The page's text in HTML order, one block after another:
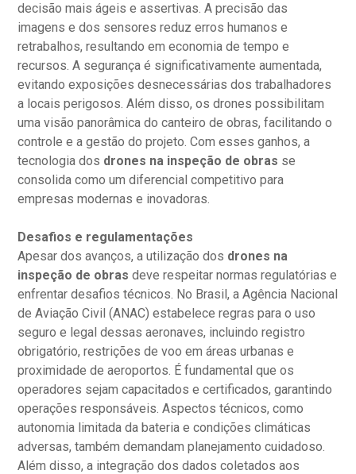
decisão mais ágeis e assertivas. A precisão das
imagens e dos sensores reduz erros humanos e
retrabalhos, resultando em economia de tempo e
recursos. A segurança é significativamente aumentada,
evitando exposições desnecessárias dos trabalhadores
a locais perigosos. Além disso, os drones possibilitam
uma visão panorâmica do canteiro de obras, facilitando o
controle e a gestão do projeto. Com esses ganhos, a
tecnologia dos drones na inspeção de obras se
consolida como um diferencial competitivo para
empresas modernas e inovadoras.
Desafios e regulamentações
Apesar dos avanços, a utilização dos drones na
inspeção de obras deve respeitar normas regulatórias e
enfrentar desafios técnicos. No Brasil, a Agência Nacional
de Aviação Civil (ANAC) estabelece regras para o uso
seguro e legal dessas aeronaves, incluindo registro
obrigatório, restrições de voo em áreas urbanas e
proximidade de aeroportos. É fundamental que os
operadores sejam capacitados e certificados, garantindo
operações responsáveis. Aspectos técnicos, como
autonomia limitada da bateria e condições climáticas
adversas, também demandam planejamento cuidadoso.
Além disso, a integração dos dados coletados aos